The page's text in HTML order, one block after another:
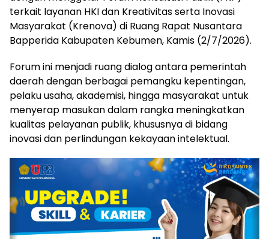
terkait layanan HKI dan Kreativitas serta Inovasi
Masyarakat (Krenova) di Ruang Rapat Nusantara
Bapperida Kabupaten Kebumen, Kamis (2/7/2026).
Forum ini menjadi ruang dialog antara pemerintah
daerah dengan berbagai pemangku kepentingan,
pelaku usaha, akademisi, hingga masyarakat untuk
menyerap masukan dalam rangka meningkatkan
kualitas pelayanan publik, khususnya di bidang
inovasi dan perlindungan kekayaan intelektual.